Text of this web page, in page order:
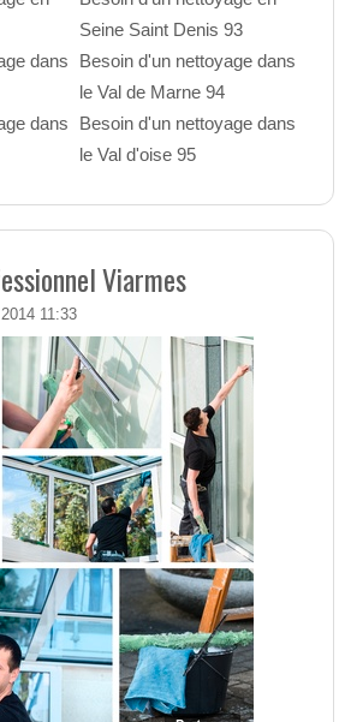
dans
dans
Seine Saint Denis 93
Besoin d'un nettoyage dans
le Val de Marne 94
Besoin d'un nettoyage dans
le Val d'oise 95
Viarmes
11:33